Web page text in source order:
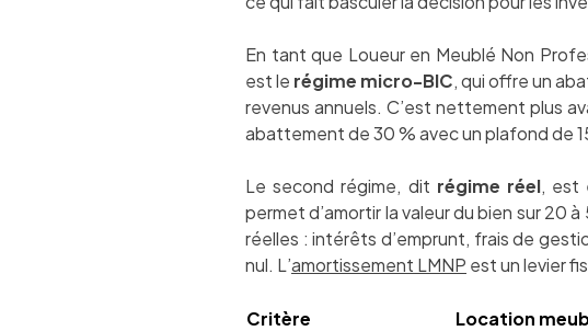
En tant que Loueur en Meublé Non
est le régime micro-BIC, qui offre un
revenus annuels. C’est nettement plus
abattement de 30 % avec un plafond de
Le second régime, dit régime réel, est
permet d’amortir la valeur du bien sur 20
réelles : intérêts d’emprunt, frais de
nul. L’amortissement LMNP est un levier
Critère Location